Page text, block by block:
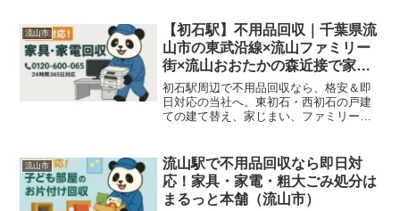
す！
流山市
【初石駅】不用品回収｜千葉県流
山市の東武沿線×流山ファミリー
街×流山おおたかの森近接で家具
家電・粗大ごみを即日対応＆格安
処分
初石駅周辺で不用品回収なら、格安＆即
日対応の当社へ。東初石・西初石の戸建
ての建て替え、家じまい、ファミリーマ
ます！
流山市
流山駅で不用品回収なら即日対
応！家具・家電・粗大ごみ処分は
まるっと本舗（流山市）